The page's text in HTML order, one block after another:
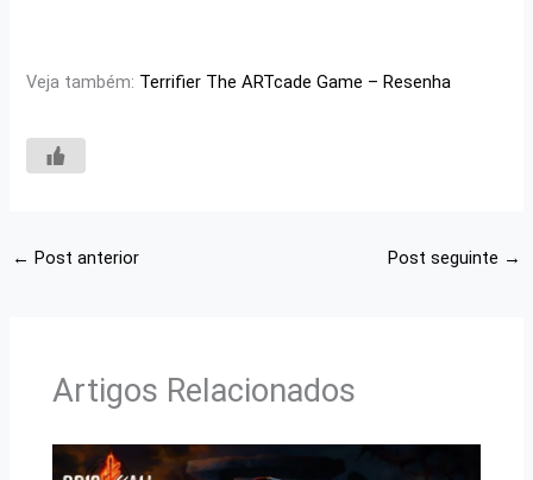
Veja também: Terrifier The ARTcade Game – Resenha
← Post anterior Post seguinte →
Artigos Relacionados